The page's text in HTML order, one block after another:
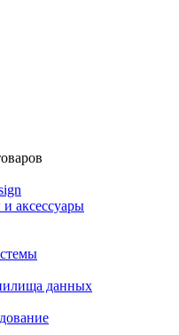
аксессуары
данных